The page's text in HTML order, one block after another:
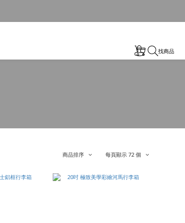
找商品
商品排序 每頁顯示 72 個